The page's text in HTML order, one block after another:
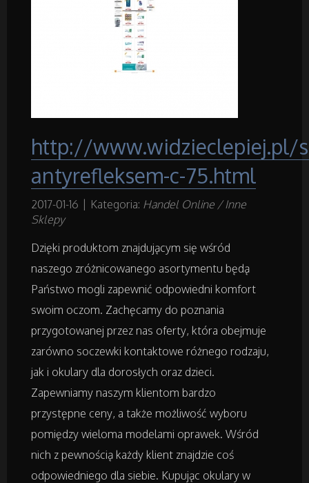
Ekologia
Budowlanka
Remonty, Elektryk, Hydraulik
Materiały Budowlane
Drzwi i Okna
Nieruchomości, Działki
Domy, Mieszkania
Badania
Placówki Edukacyjne
Kursy i Szkolenia
http://www.widzieclepiej.pl/
antyrefleksem-c-75.html
2017-01-16 Kategoria: Handel Online / Inne
Sklepy
Dzięki produktom znajdującym się wśród
naszego zróżnicowanego asortymentu będą
Państwo mogli zapewnić odpowiedni komfort
swoim oczom. Zachęcamy do poznania
przygotowanej przez nas oferty, która obejmuje
zarówno soczewki kontaktowe różnego rodzaju,
jak i okulary dla dorosłych oraz dzieci.
Zapewniamy naszym klientom bardzo
przystępne ceny, a także możliwość wyboru
pomiędzy wieloma modelami oprawek. Wśród
nich z pewnością każdy klient znajdzie coś
odpowiedniego dla siebie. Kupując okulary w